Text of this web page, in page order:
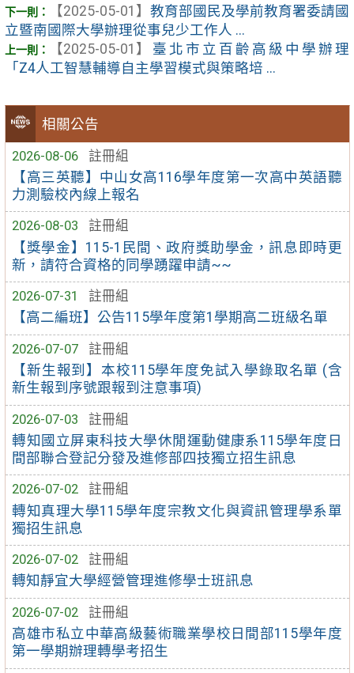
相關公告
2026-08-06
註冊組
【高三英聽】中山女高116學年度第一次高中英語聽
力測驗校內線上報名
2026-08-03
註冊組
【獎學金】115-1民間、政府獎助學金，訊息即時更
新，請符合資格的同學踴躍申請~~
2026-07-31
註冊組
【高二編班】公告115學年度第1學期高二班級名單
2026-07-07
註冊組
【新生報到】本校115學年度免試入學錄取名單 (含
新生報到序號跟報到注意事項)
2026-07-03
註冊組
轉知國立屏東科技大學休閒運動健康系115學年度日
間部聯合登記分發及進修部四技獨立招生訊息
2026-07-02
註冊組
轉知真理大學115學年度宗教文化與資訊管理學系單
獨招生訊息
2026-07-02
註冊組
轉知靜宜大學經營管理進修學士班訊息
2026-07-02
註冊組
高雄市私立中華高級藝術職業學校日間部115學年度
第一學期辦理轉學考招生
【2025-05-01】 教育部國民及學前教育署委請國
立暨南國際大學辦理從事兒少工作人 ...
【2025-05-01】
臺北市立百齡高級中學辦理
「Z4人工智慧輔導自主學習模式與策略培 ...